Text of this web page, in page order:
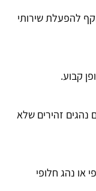
להפעלת שירותי
קבוע.
נהגים זהירים שלא
או נהג חלופי